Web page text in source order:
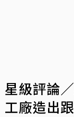
星級評論
工廠造出